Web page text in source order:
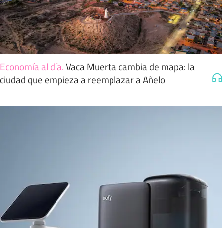
Economía al día.Vaca Muerta cambia de mapa: la
ciudad que empieza a reemplazar a Añelo